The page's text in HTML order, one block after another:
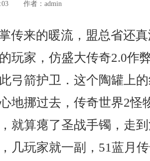
作者： admin
传来的暖流，盟总省还
玩家，仿盛大传奇2.0作
弓箭护卫．这个陶罐上
地挪过去，传奇世界2怪
就算瘪了圣战手镯，走
几玩家就一副，51蓝月